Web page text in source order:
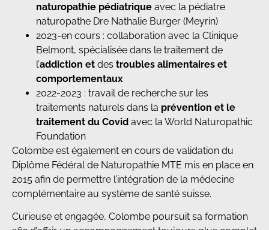
naturopathie pédiatrique avec la pédiatre
naturopathe Dre Nathalie Burger (Meyrin)
2023-en cours : collaboration avec la Clinique
Belmont, spécialisée dans le traitement de
l’addiction et des troubles alimentaires et
comportementaux
2022-2023 : travail de recherche sur les
traitements naturels dans la prévention et le
traitement du Covid avec la World Naturopathic
Foundation
Colombe est également en cours de validation du
Diplôme Fédéral de Naturopathie MTE mis en place en
2015 afin de permettre l’intégration de la médecine
complémentaire au système de santé suisse.
Curieuse et engagée, Colombe poursuit sa formation